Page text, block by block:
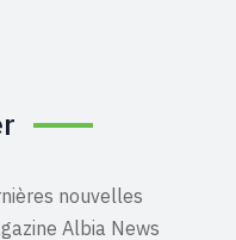
nouvelles
Albia News